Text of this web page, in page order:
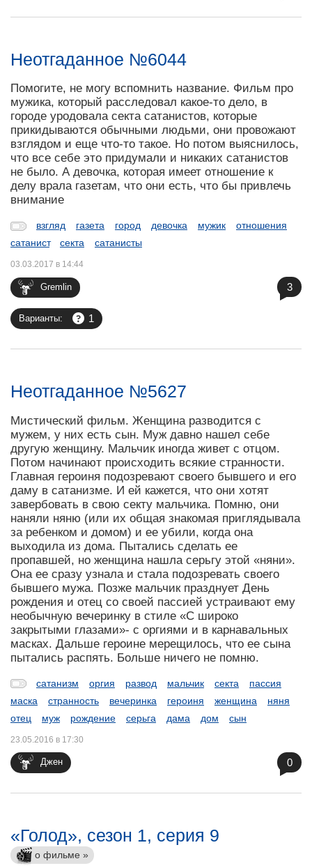
Неотгаданное №6044
Помогите, не могу вспомнить название. Фильм про
мужика, который расследовал какое-то дело, в
городе уродовала секта сатанистов, которые
прикидываются обычными людьми, они провожают
взглядом и еще что-то такое. Но потом выяснилось,
что все себе это придумали и никаких сатанистов
не было. А девочка, которая имеет отношение к
делу врала газетам, что они есть, что бы привлечь
внимание
взгляд газета город девочка мужик
отношения
сатанист
секта сатанисты
Gremlin
03.03.2017 в 14:44
Варианты: 1
3
Неотгаданное №5627
Мистический фильм. Женщина разводится с
мужем, у них есть сын. Муж давно нашел себе
другую женщину. Мальчик иногда живет с отцом.
Потом начинают происходить всякие странности.
Главная героиня подозревают своего бывшего и его
даму в сатанизме. И ей кажется, что они хотят
завербовать в свою секту мальчика. Помню, они
наняли няню (или их общая знакомая приглядывала
за ребенком и домом) и ее убили, когда она
выходила из дома. Пытались сделать ее
пропавшей, но женщина нашла серьгу этой «няни».
Она ее сразу узнала и стала подозревать своего
бывшего мужа. Позже мальчик празднует День
рождения и отец со своей пассией устраивают ему
необычную вечеринку в стиле «С широко
закрытыми глазами»- с оргиями и в карнавальных
масках. Дальше героине мерещилось, что ее сына
пытались распять. Больше ничего не помню.
сатанизм оргия развод мальчик секта
пассия
маска
странность вечеринка героиня женщина
няня
отец
муж рождение серьга дама дом сын
Джен
23.05.2016 в 17:30
0
«Голод», сезон 1, серия 9
о фильме »